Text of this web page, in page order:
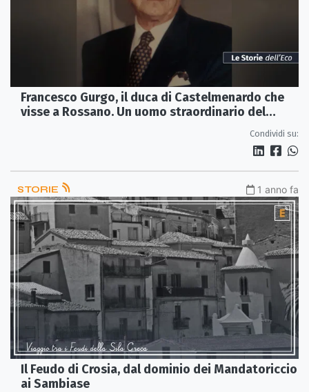
Francesco Gurgo, il duca di Castelmenardo che
visse a Rossano. Un uomo straordinario del
Condividi su:
STORIE 1 anno fa
Il Feudo di Crosia, dal dominio dei Mandatoriccio
ai Sambiase